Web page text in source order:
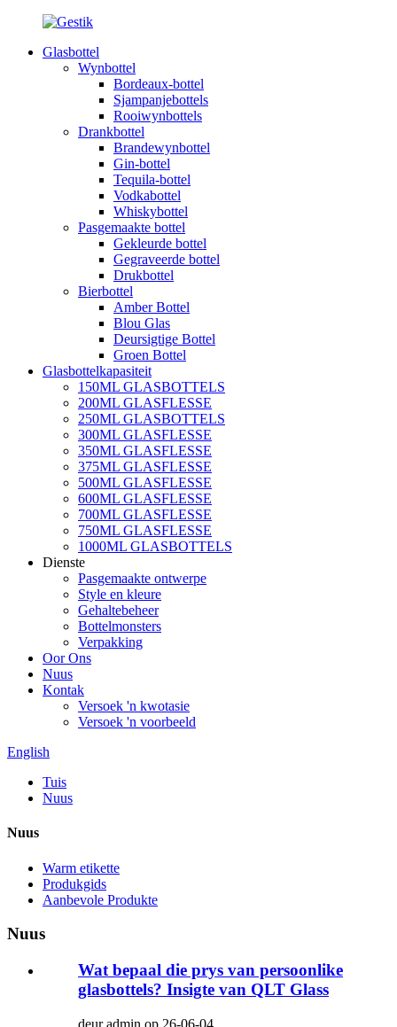
Glasbottel
Wynbottel
Bordeaux-bottel
Sjampanjebottels
Rooiwynbottels
Drankbottel
Brandewynbottel
Gin-bottel
Tequila-bottel
Vodkabottel
Whiskybottel
Pasgemaakte bottel
Gekleurde bottel
Gegraveerde bottel
Drukbottel
Bierbottel
Amber Bottel
Blou Glas
Deursigtige Bottel
Groen Bottel
Glasbottelkapasiteit
150ML GLASBOTTELS
200ML GLASFLESSE
250ML GLASBOTTELS
300ML GLASFLESSE
350ML GLASFLESSE
375ML GLASFLESSE
500ML GLASFLESSE
600ML GLASFLESSE
700ML GLASFLESSE
750ML GLASFLESSE
1000ML GLASBOTTELS
Dienste
Pasgemaakte ontwerpe
Style en kleure
Gehaltebeheer
Bottelmonsters
Verpakking
Oor Ons
Nuus
Kontak
Versoek 'n kwotasie
Versoek 'n voorbeeld
English
Tuis
Nuus
Nuus
Warm etikette
Produkgids
Aanbevole Produkte
Nuus
Wat bepaal die prys van persoonlike
glasbottels? Insigte van QLT Glass
deur admin op 26-06-04